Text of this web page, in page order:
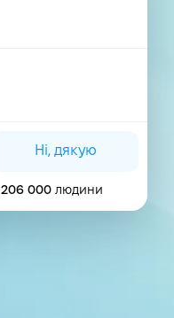
Ні, дякую
206 000людини